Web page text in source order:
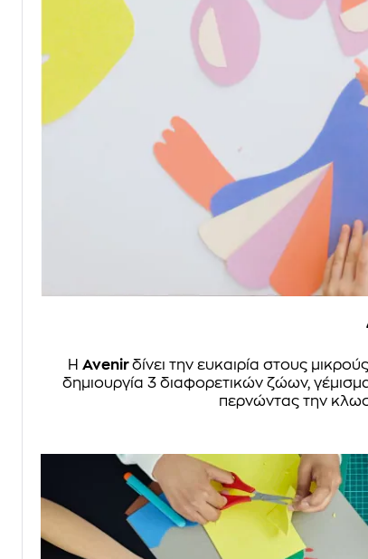
Η Avenirδίνει την ευκαιρία στους
δημιουργία 3 διαφορετικών ζώων,
περνώντας την